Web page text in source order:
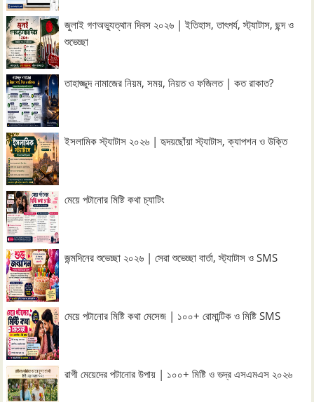
জুলাই গণঅভ্যুত্থান দিবস ২০২৬ | ইতিহাস, তাৎপর্য, স্ট্যাটাস, ছন্দ ও
শুভেচ্ছা
তাহাজ্জুদ নামাজের নিয়ম, সময়, নিয়ত ও ফজিলত | কত রাকাত?
ইসলামিক স্ট্যাটাস ২০২৬ | হৃদয়ছোঁয়া স্ট্যাটাস, ক্যাপশন ও উক্তি
মেয়ে পটানোর মিষ্টি কথা চ্যাটিং
জন্মদিনের শুভেচ্ছা ২০২৬ | সেরা শুভেচ্ছা বার্তা, স্ট্যাটাস ও SMS
মেয়ে পটানোর মিষ্টি কথা মেসেজ | ১০০+ রোমান্টিক ও মিষ্টি SMS
রাগী মেয়েদের পটানোর উপায় | ১০০+ মিষ্টি ও ভদ্র এসএমএস ২০২৬